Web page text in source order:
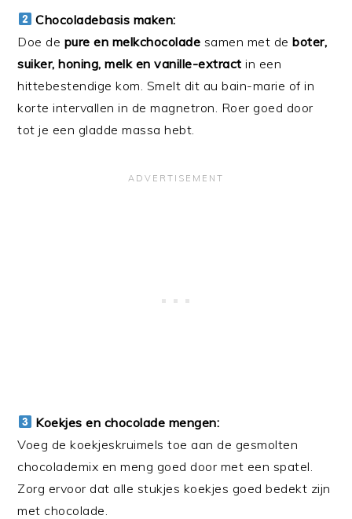
Chocoladebasis maken:
Doe de pure en melkchocolade samen met deboter,
suiker, honing, melk en vanille-extract in een
hittebestendige kom. Smelt dit au bain-marie of in
korte intervallen in de magnetron. Roer goed door
tot je een gladde massa hebt.
Koekjes en chocolade mengen:
Voeg de koekjeskruimels toe aan de gesmolten
chocolademix en meng goed door met een spatel.
Zorg ervoor dat alle stukjes koekjes goed bedekt zijn
met chocolade.